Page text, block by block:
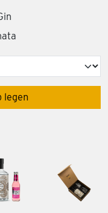
legen